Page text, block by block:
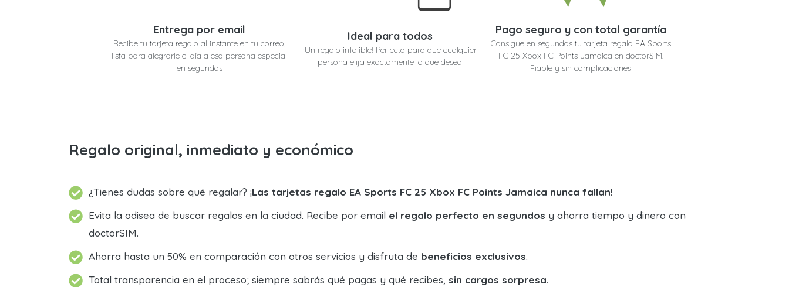
Entrega por email
Recibe tu tarjeta regalo al instante en tu correo,
lista para alegrarle el día a esa persona especial
en segundos
Ideal para todos
¡Un regalo infalible! Perfecto para que cualquier
persona elija exactamente lo que desea
Pago seguro y con total garantía
Consigue en segundos tu tarjeta regalo EA Sports
FC 25 Xbox FC Points Jamaica en doctorSIM.
Fiable y sin complicaciones
Regalo original, inmediato y económico
¿Tienes dudas sobre qué regalar? ¡Las tarjetas regalo EA Sports FC 25 Xbox FC Points Jamaica nunca fallan!
Evita la odisea de buscar regalos en la ciudad. Recibe por email el regalo perfecto en segundos y ahorra tiempo y dinero con
doctorSIM.
Ahorra hasta un 50% en comparación con otros servicios y disfruta de beneficios exclusivos.
Total transparencia en el proceso; siempre sabrás qué pagas y qué recibes, sin cargos sorpresa.